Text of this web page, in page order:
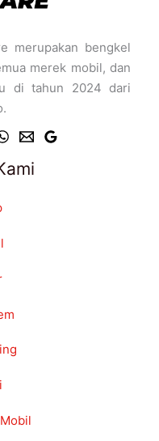
merupakan bengkel
merek mobil, dan
di tahun 2024 dari